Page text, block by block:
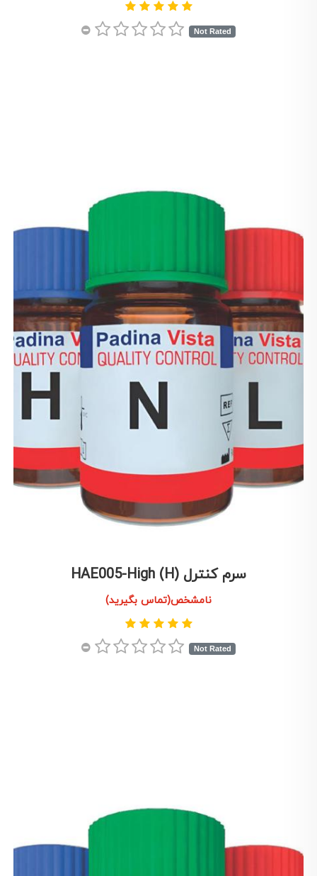
Not Rated
سرم کنترل HAE005-High (H)
نامشخص(تماس بگیرید)
Not Rated